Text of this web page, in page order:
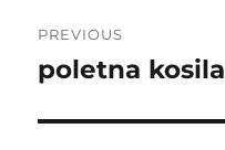
navigation
PREVIOUS
Previous
poletna kosila